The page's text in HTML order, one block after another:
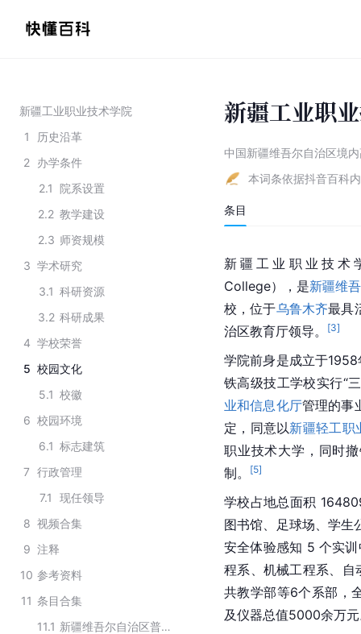
新疆工业职业技术学院
1
历史沿革
2 办学条件
2.1 院系设置
2.2 教学建设
2.3 师资规模
3 学术研究
3.1 科研资源
3.2 科研成果
4 学校荣誉
5 校园文化
5.1 校徽
6 校园环境
6.1 标志建筑
7 行政管理
7.1
现任领导
8 视频合集
9 注释
10 参考资料
11 条目合集
11.1
新疆维吾尔自治区普通高等院校
新疆工业职
中国新疆维吾尔自治区境
本词条依据抖音百科
条目
新疆工业职业技术
College），是新疆维
校，位于乌鲁木齐最具
治区教育厅领导。
[3]
学院前身是成立于
铁高级技工学校实行“
业和信息化厅管理的事
定，同意以新疆轻工职
职业技术大学，同时
制。
[5]
学校占地总面积
图书馆、足球场、学生
安全体验感知 5 个实
程系、机械工程系、自
共教学部等6个系部，
及仪器总值5000余万